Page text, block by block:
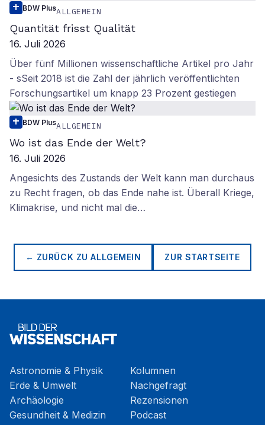
BDW PlusALLGEMEIN
Quantität frisst Qualität
16. Juli 2026
Über fünf Millionen wissenschaftliche Artikel pro Jahr
- sSeit 2018 ist die Zahl der jährlich veröffentlichten
Forschungsartikel um knapp 23 Prozent gestiegen
BDW PlusALLGEMEIN
Wo ist das Ende der Welt?
16. Juli 2026
Angesichts des Zustands der Welt kann man durchaus
zu Recht fragen, ob das Ende nahe ist. Überall Kriege,
Klimakrise, und nicht mal die…
← ZURÜCK ZUALLGEMEIN ZUR STARTSEITE
Astronomie & Physik
Erde & Umwelt
Archäologie
Gesundheit & Medizin
Kolumnen
Nachgefragt
Rezensionen
Podcast